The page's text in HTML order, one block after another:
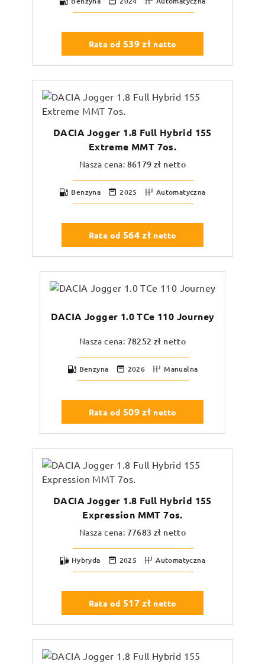
Rata od 539zł netto
DACIA Jogger 1.8 Full Hybrid 155
Extreme MMT 7os.
Nasza cena: 86179 zł netto
Benzyna 2025 Automatyczna
Rata od 564zł netto
DACIA Jogger 1.0 TCe 110 Journey
Nasza cena: 78252 zł netto
Benzyna 2026 Manualna
Rata od 509zł netto
DACIA Jogger 1.8 Full Hybrid 155
Expression MMT 7os.
Nasza cena: 77683 zł netto
Hybryda 2025 Automatyczna
Rata od 517zł netto